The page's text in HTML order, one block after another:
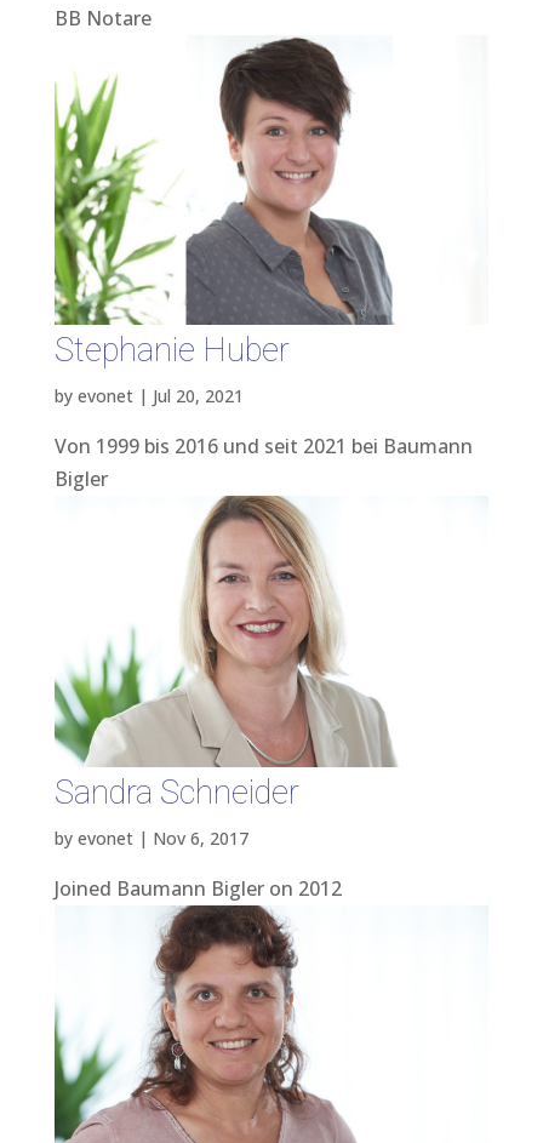
BB Notare
Stephanie Huber
by evonet| Jul 20, 2021
Von 1999 bis 2016 und seit 2021 bei Baumann
Bigler
Sandra Schneider
by evonet| Nov 6, 2017
Joined Baumann Bigler on 2012